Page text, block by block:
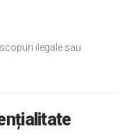
ilegale sau